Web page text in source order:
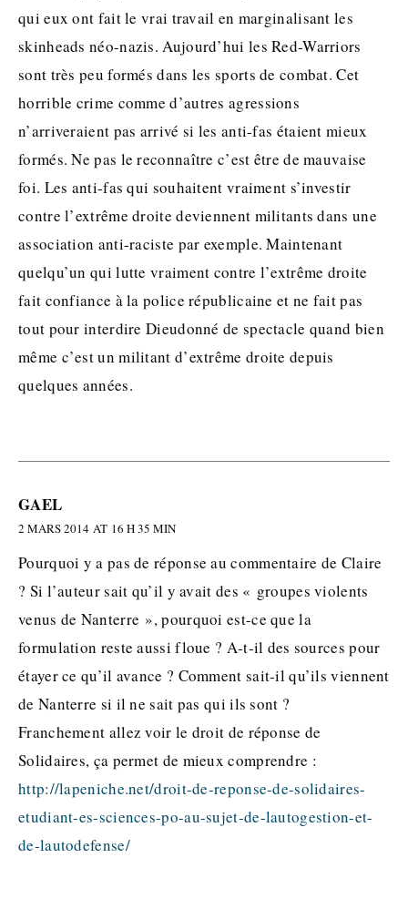
qui eux ont fait le vrai travail en marginalisant les
skinheads néo-nazis. Aujourd’hui les Red-Warriors
sont très peu formés dans les sports de combat. Cet
horrible crime comme d’autres agressions
n’arriveraient pas arrivé si les anti-fas étaient mieux
formés. Ne pas le reconnaître c’est être de mauvaise
foi. Les anti-fas qui souhaitent vraiment s’investir
contre l’extrême droite deviennent militants dans une
association anti-raciste par exemple. Maintenant
quelqu’un qui lutte vraiment contre l’extrême droite
fait confiance à la police républicaine et ne fait pas
tout pour interdire Dieudonné de spectacle quand bien
même c’est un militant d’extrême droite depuis
quelques années.
GAEL
2 MARS 2014 AT 16 H 35 MIN
Pourquoi y a pas de réponse au commentaire de Claire
? Si l’auteur sait qu’il y avait des « groupes violents
venus de Nanterre », pourquoi est-ce que la
formulation reste aussi floue ? A-t-il des sources pour
étayer ce qu’il avance ? Comment sait-il qu’ils viennent
de Nanterre si il ne sait pas qui ils sont ?
Franchement allez voir le droit de réponse de
Solidaires, ça permet de mieux comprendre :
http://lapeniche.net/droit-de-reponse-de-solidaires-
etudiant-es-sciences-po-au-sujet-de-lautogestion-et-
de-lautodefense/